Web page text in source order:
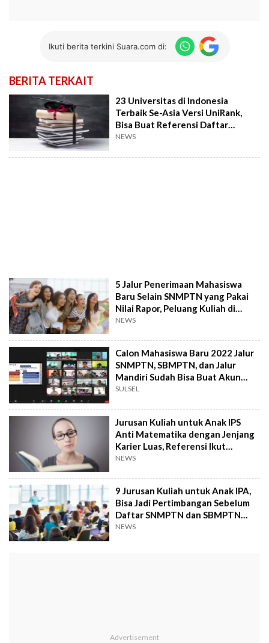
Ikuti berita terkini Suara.com di:
BERITA TERKAIT
23 Universitas di Indonesia
Terbaik Se-Asia Versi UniRank,
Bisa Buat Referensi Daftar
SNMPTN dan SBMPTN 2022
NEWS
5 Jalur Penerimaan Mahasiswa
Baru Selain SNMPTN yang Pakai
Nilai Rapor, Peluang Kuliah di
Kampus Idaman Terbuka Lebar!
NEWS
Calon Mahasiswa Baru 2022 Jalur
SNMPTN, SBMPTN, dan Jalur
Mandiri Sudah Bisa Buat Akun
LTMPT
SULSEL
Jurusan Kuliah untuk Anak IPS
Anti Matematika dengan Jenjang
Karier Luas, Referensi Ikut
SNMPTN dan SBMPTN 2022
NEWS
9 Jurusan Kuliah untuk Anak IPA,
Bisa Jadi Pertimbangan Sebelum
Daftar SNMPTN dan SBMPTN
2022
NEWS